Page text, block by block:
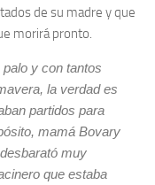
de su madre y que
morirá pronto.
y con tantos
la verdad es
partidos para
mamá Bovary
muy
que estaba